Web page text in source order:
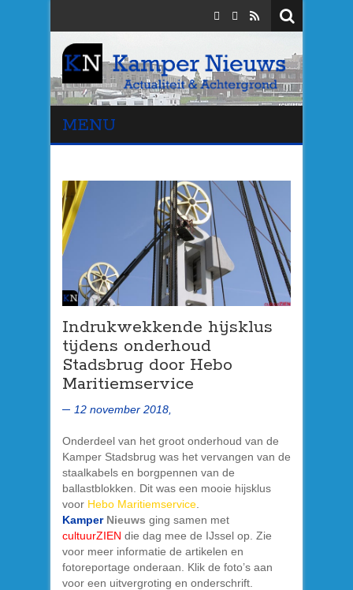
MENU
Indrukwekkende hijsklus
tijdens onderhoud
Stadsbrug door Hebo
Maritiemservice
12 november 2018,
Onderdeel van het groot onderhoud van de
Kamper Stadsbrug was het vervangen van de
staalkabels en borgpennen van de
ballastblokken. Dit was een mooie hijsklus
voor Hebo Maritiemservice
Kamper Nieuws ging samen met
cultuurZIEN die dag mee de IJssel op. Zie
voor meer informatie de artikelen en
fotoreportage onderaan. Klik de foto’s aan
voor een uitvergroting en onderschrift.